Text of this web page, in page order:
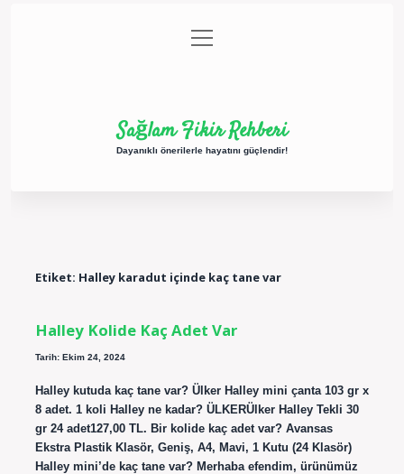
Gizlilik Politikası
menüyü
aç
Sağlam Fikir Rehberi
Dayanıklı önerilerle hayatını güçlendir!
Etiket: Halley karadut içinde kaç tane var
Halley Kolide Kaç Adet Var
Tarih: Ekim 24, 2024
Halley kutuda kaç tane var? Ülker Halley mini çanta 103 gr x
8 adet. 1 koli Halley ne kadar? ÜLKERÜlker Halley Tekli 30
gr 24 adet127,00 TL. Bir kolide kaç adet var? Avansas
Ekstra Plastik Klasör, Geniş, A4, Mavi, 1 Kutu (24 Klasör)
Halley mini’de kaç tane var? Merhaba efendim, ürünümüz